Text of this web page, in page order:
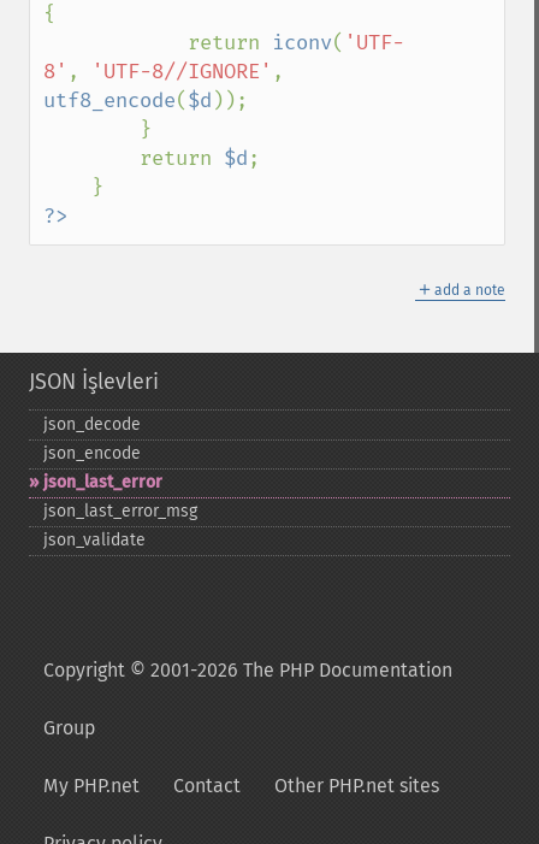
{
            return
iconv( 'UTF-
8' , 'UTF-8//IGNORE'
utf8_encode($d ));
        return
$d;
?>
＋ add a note
JSON İşlevleri
json_​decode
json_​encode
json_​last_​error
json_​last_​error_​msg
json_​validate
Copyright © 2001-2026 The PHP Documentation
Group
My PHP.net Contact Other PHP.net sites